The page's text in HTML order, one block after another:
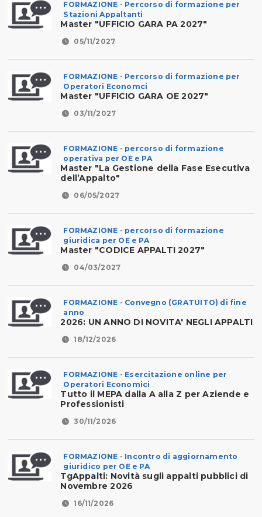
FORMAZIONE - Percorso di formazione per
Stazioni Appaltanti
Master "UFFICIO GARA PA 2027"
05/11/2027
FORMAZIONE - Percorso di formazione per
Operatori Economci
Master "UFFICIO GARA OE 2027"
03/11/2027
FORMAZIONE - percorso di formazione
operativa per OE e PA
Master "La Gestione della Fase Esecutiva
dell’Appalto"
06/05/2027
FORMAZIONE - percorso di formazione
giuridica per OE e PA
Master "CODICE APPALTI 2027"
04/03/2027
FORMAZIONE - Convegno (GRATUITO) di fine
anno
2026: UN ANNO DI NOVITA' NEGLI APPALTI
18/12/2026
FORMAZIONE - Esercitazione online per
Operatori Economici
Tutto il MEPA dalla A alla Z per Aziende e
Professionisti
30/11/2026
FORMAZIONE - Incontro di aggiornamento
giuridico per OE e PA
TgAppalti: Novità sugli appalti pubblici di
Novembre 2026
16/11/2026